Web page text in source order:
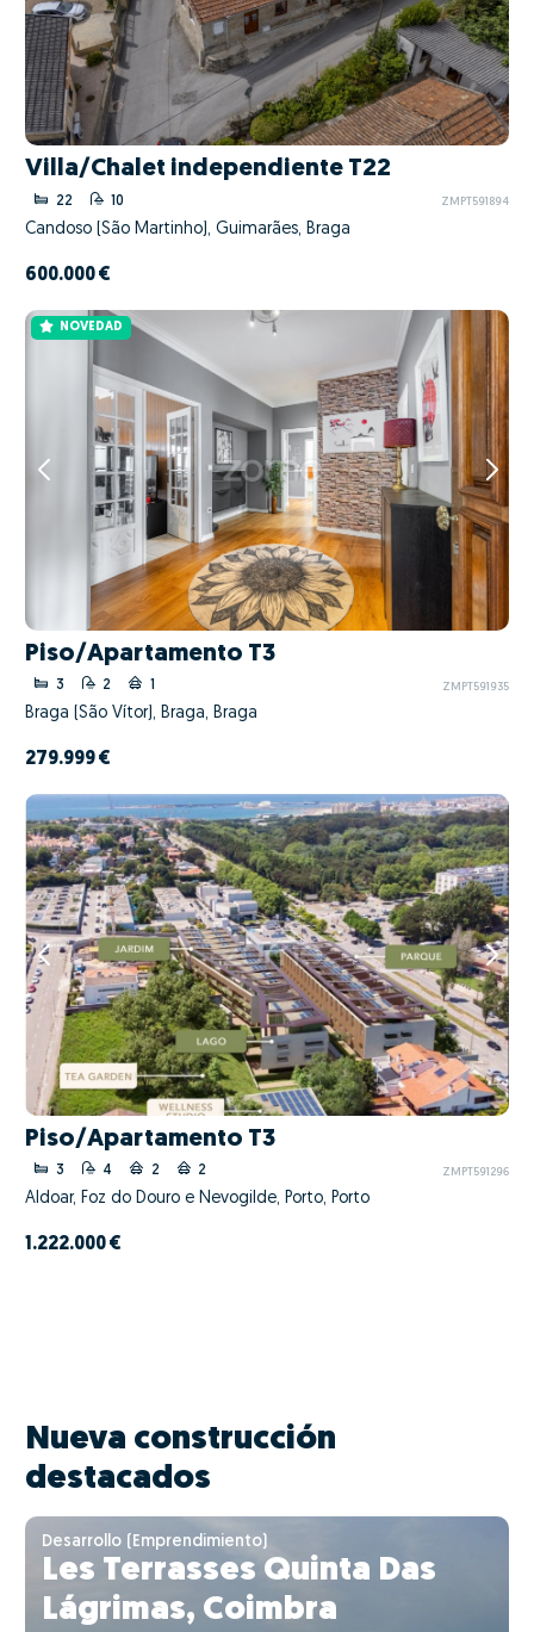
Villa/Chalet independiente T22
22 10 ZMPT591894
Candoso (São Martinho), Guimarães, Braga
600.000 €
NOVEDAD
Piso/Apartamento T3
3 2 1 ZMPT591935
Braga (São Vítor), Braga, Braga
279.999 €
Piso/Apartamento T3
3 4 2 2 ZMPT591296
Aldoar, Foz do Douro e Nevogilde, Porto, Porto
1.222.000 €
Nueva construcción
destacados
Desarrollo (Emprendimiento)
Les Terrasses Quinta Das
Lágrimas, Coimbra